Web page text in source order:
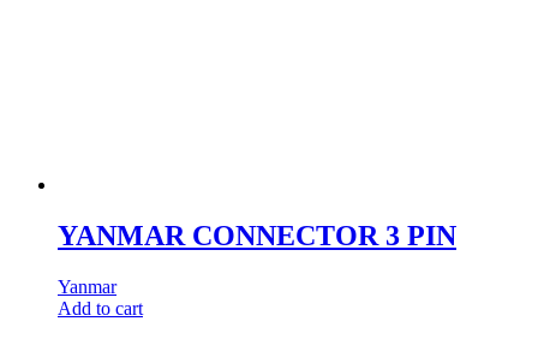
YANMAR CONNECTOR 3 PIN
Yanmar
Add to cart